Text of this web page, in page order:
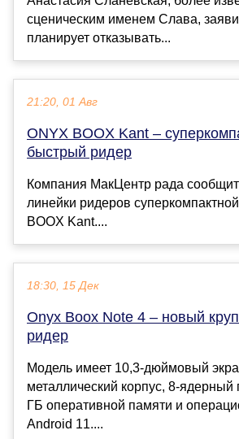
сценическим именем Слава,
планирует отказывать...
21:20, 01 Авг
ONYX BOOX Kant –
быстрый ридер
Компания МакЦентр рада
линейки ридеров
BOOX Kant....
18:30, 15 Дек
Onyx Boox Note 4 – новый
ридер
Модель имеет 10,3-дюймовый
металлический корпус, 8-ядерный
ГБ оперативной памяти и
Android 11....